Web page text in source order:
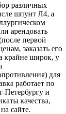
различных
шпунт Л4, а
арендовать
первой
заказать его
крайне широк, у
для
работает по
Петербургу и
качества,
сайте.